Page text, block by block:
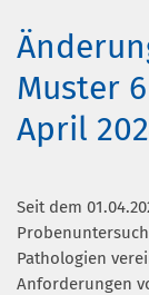
Muster
April
Seit dem
Pathologien
Anforderungen